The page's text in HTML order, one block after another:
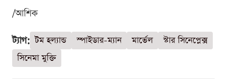
/আশিক
ট্যাগ: টম হল্যান্ড স্পাইডার-ম্যান মার্ভেল
স্টার সিনেপ্লেক্স
সিনেমা মুক্তি